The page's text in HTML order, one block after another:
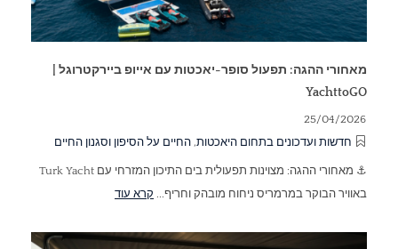
מאחורי ההגה: תפעול סופר-יאכטות עם אייופ ביירקטרוגל |
YachttoGO
25/04/2026
חדשות ועדכונים בתחום היאכטות, החיים על הסיפון וסגנון החיים
⚓ מאחורי ההגה: מצוינות תפעולית בים התיכון המזרחי עם Turk Yacht
באוויר הבוקר במרמריס ניחוח מובהק וחריף... קרא עוד